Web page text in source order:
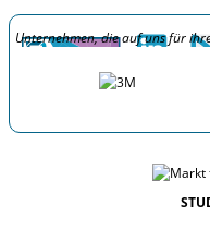
Unternehmen, die auf uns für